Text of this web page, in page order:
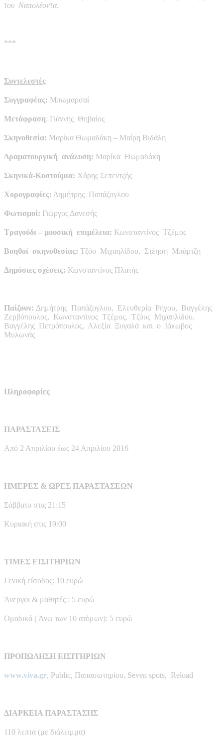
του Ναπολέοντα.
***
Συντελεστές
Συγγραφέας: Μπωμαρσαί
Μετάφραση: Γιάννης Θηβαίος
Σκηνοθεσία: Μαρίκα Θωμαδάκη – Μαίρη Βιδάλη
Δραματουργική ανάλυση: Μαρίκα Θωμαδάκη
Σκηνικά-Κοστούμια: Χάρης Σεπεντζής
Χορογραφίες: Δημήτρης Παπάζογλου
Φωτισμοί: Γιώργος Δανεσής
Τραγούδι – μουσική επιμέλεια: Κωνσταντίνος Τζέμος
Βοηθοί σκηνοθεσίας: Τζόυ Μιχαηλίδου, Στέηση Μπάρτζη
Δημόσιες σχέσεις: Κωνσταντίνος Πλατής
Παίζουν: Δημήτρης Παπάζογλου, Ελευθερία Ρήγου, Βαγγέλης
Ζερβόπουλος, Κωνσταντίνος Τζέμος, Τζόυς Μιχαηλίδου,
Βαγγέλης Πετρόπουλος, Αλεξία Ξυγαλά και ο Ιάκωβος
Μυλωνάς
Πληροφορίες
ΠΑΡΑΣΤΑΣΕΙΣ
Από 2 Απριλίου έως 24 Απριλίου 2016
ΗΜΕΡΕΣ & ΩΡΕΣ ΠΑΡΑΣΤΑΣΕΩΝ
Σάββατο στις 21:15
Κυριακή στις 19:00
ΤΙΜΕΣ ΕΙΣΙΤΗΡΙΩΝ
Γενική είσοδος: 10 ευρώ
Άνεργοι & μαθητές : 5 ευρώ
Ομαδικά ( Άνω των 10 ατόμων): 5 ευρώ
ΠΡΟΠΩΛΗΣΗ ΕΙΣΙΤΗΡΙΩΝ
www.viva.gr, Public, Παπασωτηρίου, Seven spots, Reload
ΔΙΑΡΚΕΙΑ ΠΑΡΑΣΤΑΣΗΣ
110 λεπτά (με διάλειμμα)